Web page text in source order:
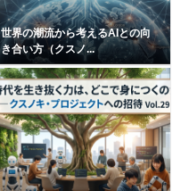
世界の潮流から考えるAIとの向
き合い方（クスノ...